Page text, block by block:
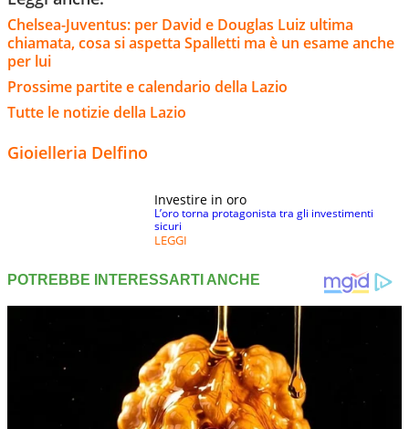
Chelsea-Juventus: per David e Douglas Luiz ultima
chiamata, cosa si aspetta Spalletti ma è un esame anche
per lui
Prossime partite e calendario della Lazio
Tutte le notizie della Lazio
Gioielleria Delfino
Investire in oro
L’oro torna protagonista tra gli investimenti
sicuri
LEGGI